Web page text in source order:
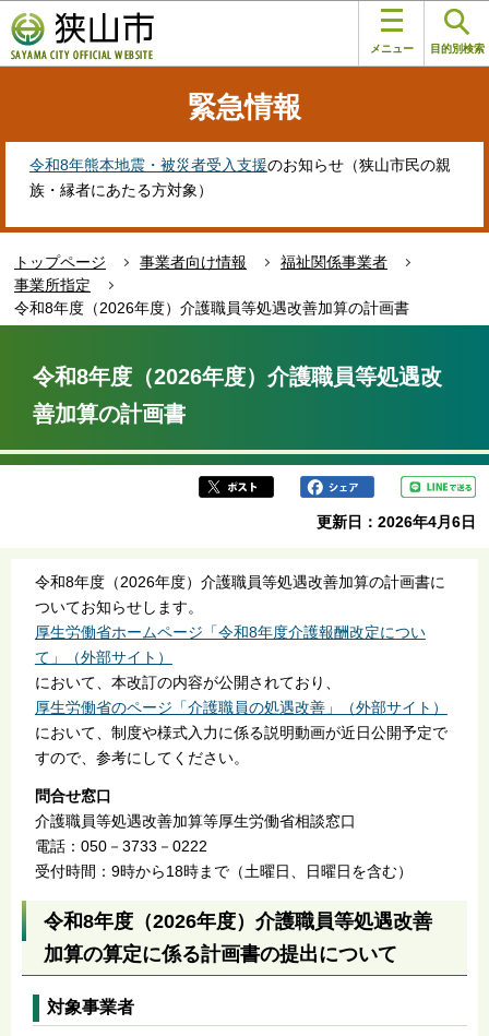
の
ペ
す
メニュー 目的別検索
緊急情報
令和8年熊本地震・被災者受入支援のお知らせ（狭山市民の親
族・縁者にあたる方対象）
トップページ 事業者向け情報
福祉関係事業者
事業所指定
令和8年度（2026年度）介護職員等処遇改善加算の計画書
ら
令和8年度（2026年度）介護職員等処遇改
善加算の計画書
更新日：2026年4月6日
令和8年度（2026年度）介護職員等処遇改善加算の計画書に
ついてお知らせします。
厚生労働省ホームページ「令和8年度介護報酬改定につい
て」（外部サイト）
において、本改訂の内容が公開されており、
厚生労働省のページ「介護職員の処遇改善」（外部サイト）
において、制度や様式入力に係る説明動画が近日公開予定で
すので、参考にしてください。
問合せ窓口
介護職員等処遇改善加算等厚生労働省相談窓口
電話：050－3733－0222
受付時間：9時から18時まで（土曜日、日曜日を含む）
令和8年度（2026年度）介護職員等処遇改善
加算の算定に係る計画書の提出について
対象事業者